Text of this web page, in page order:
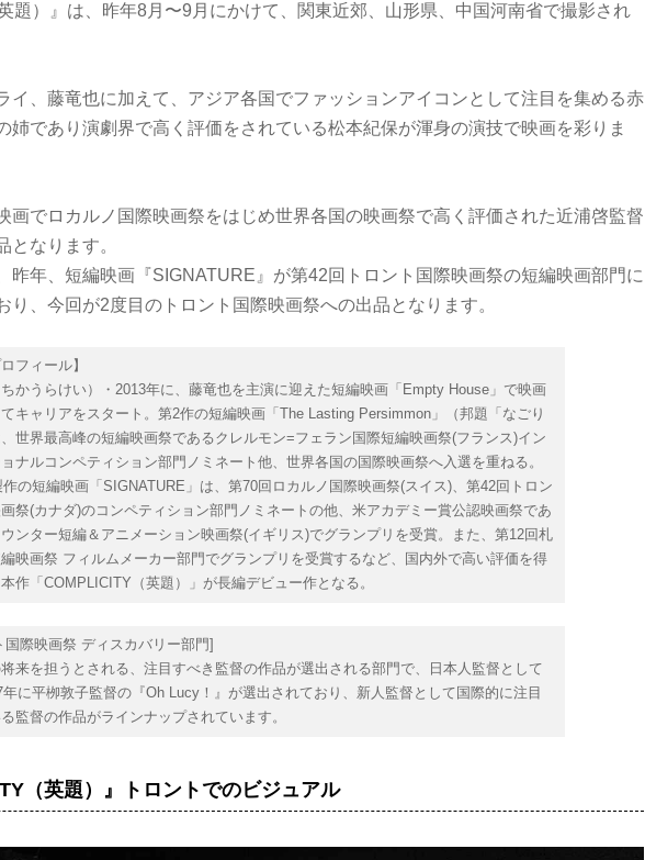
題）』は、昨年8月〜9月にかけて、関東近郊、山形県、中国河南省で撮影され
イ、藤竜也に加えて、アジア各国でファッションアイコンとして注目を集める赤
姉であり演劇界で高く評価をされている松本紀保が渾身の演技で映画を彩りま
画でロカルノ国際映画祭をはじめ世界各国の映画祭で高く評価された近浦啓監督
となります。
昨年、短編映画『SIGNATURE』が第42回トロント国際映画祭の短編映画部門に
り、今回が2度目のトロント国際映画祭への出品となります。
フィール】
かうらけい）・2013年に、藤竜也を主演に迎えた短編映画「Empty House」で映画
キャリアをスタート。第2作の短編映画「The Lasting Persimmon」（邦題「なごり
世界最高峰の短編映画祭であるクレルモン=フェラン国際短編映画祭(フランス)イン
ナルコンペティション部門ノミネート他、世界各国の国際映画祭へ入選を重ねる。
作の短編映画「SIGNATURE」は、第70回ロカルノ国際映画祭(スイス)、第42回トロン
画祭(カナダ)のコンペティション部門ノミネートの他、米アカデミー賞公認映画祭であ
ンター短編＆アニメーション映画祭(イギリス)でグランプリを受賞。また、第12回札
映画祭 フィルムメーカー部門でグランプリを受賞するなど、国内外で高い評価を得
作「COMPLICITY（英題）」が長編デビュー作となる。
国際映画祭 ディスカバリー部門]
来を担うとされる、注目すべき監督の作品が選出される部門で、日本人監督として
年に平栁敦子監督の『Oh Lucy！』が選出されており、新人監督として国際的に注目
監督の作品がラインナップされています。
（英題）』トロントでのビジュアル